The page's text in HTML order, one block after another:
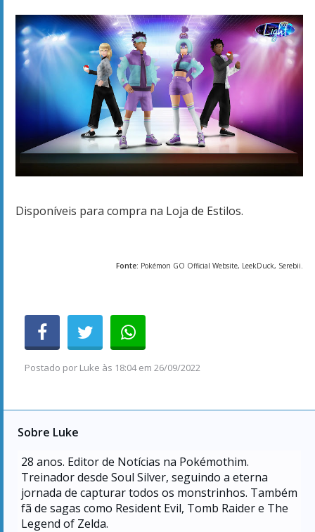
Disponíveis para compra na Loja de Estilos.
Fonte: Pokémon GO Official Website, LeekDuck, Serebii.
Postado por Luke às 18:04 em 26/09/2022
Sobre Luke
28 anos. Editor de Notícias na Pokémothim.
Treinador desde Soul Silver, seguindo a eterna
jornada de capturar todos os monstrinhos. Também
fã de sagas como Resident Evil, Tomb Raider e The
Legend of Zelda.